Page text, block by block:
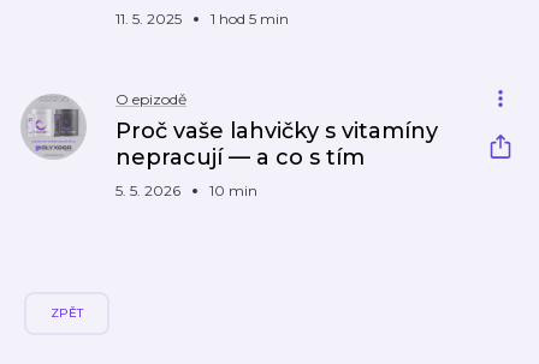
11. 5. 2025 1 hod 5 min
O epizodě
Proč vaše lahvičky s vitamíny
nepracují — a co s tím
5. 5. 2026 10 min
ZPĚT